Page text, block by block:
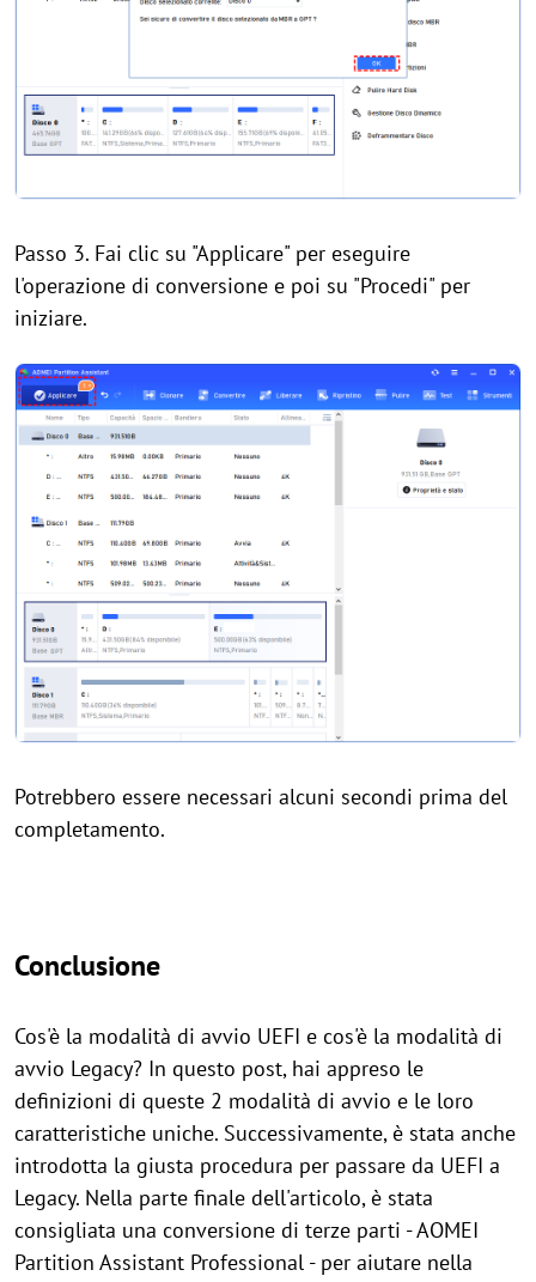
Passo 3. Fai clic su "Applicare" per eseguire
l'operazione di conversione e poi su "Procedi" per
iniziare.
Potrebbero essere necessari alcuni secondi prima del
completamento.
Conclusione
Cos'è la modalità di avvio UEFI e cos'è la modalità di
avvio Legacy? In questo post, hai appreso le
definizioni di queste 2 modalità di avvio e le loro
caratteristiche uniche. Successivamente, è stata anche
introdotta la giusta procedura per passare da UEFI a
Legacy. Nella parte finale dell'articolo, è stata
consigliata una conversione di terze parti - AOMEI
Partition Assistant Professional - per aiutare nella